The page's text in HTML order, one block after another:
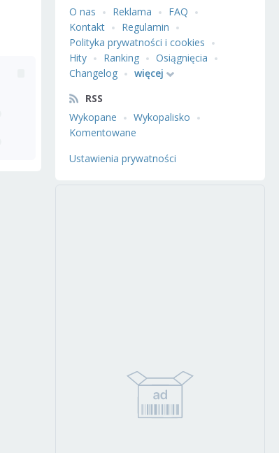
O nas
Reklama
FAQ
Kontakt
Regulamin
Polityka prywatności i cookies
Hity
Ranking
Osiągnięcia
Changelog
więcej
RSS
Wykopane
Wykopalisko
Komentowane
Ustawienia prywatności